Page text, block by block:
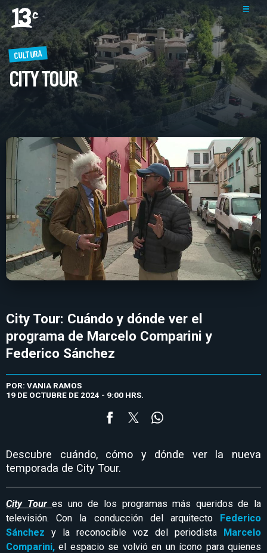
CULTURA
CITY TOUR
City Tour: Cuándo y dónde ver el
programa de Marcelo Comparini y
Federico Sánchez
POR: VANIA RAMOS
19 DE OCTUBRE DE 2024 - 9:00 HRS.
Descubre cuándo, cómo y dónde ver la nueva
temporada de City Tour.
City Toures uno de los programas más queridos de la
televisión. Con la conducción del arquitecto
Federico
Sánchez y la reconocible voz del periodista
Marcelo
Comparini, el espacio se volvió en un ícono para quienes